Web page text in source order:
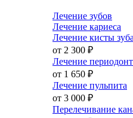
Лечение зубов
Лечение кариеса
Лечение кисты зуба
от 2 300 ₽
Лечение
от 1 650 ₽
Лечение пульпита
от 3 000 ₽
Перелечивание